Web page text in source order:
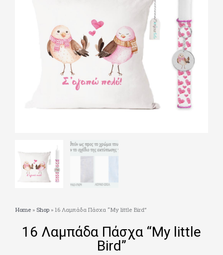
Home » Shop » 16 Λαμπάδα Πάσχα “My little Bird”
16 Λαμπάδα Πάσχα “My little
Bird”